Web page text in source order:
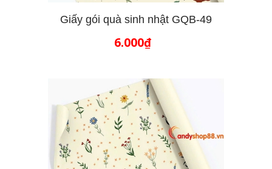
THÊM VÀO GIỎ HÀNG
Giấy gói quà sinh nhật GQB-49
6.000₫